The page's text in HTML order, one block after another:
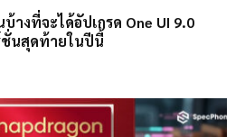
างที่จะได้อัปเกรด One UI 9.0
ชั่นสุดท้ายในปีนี้